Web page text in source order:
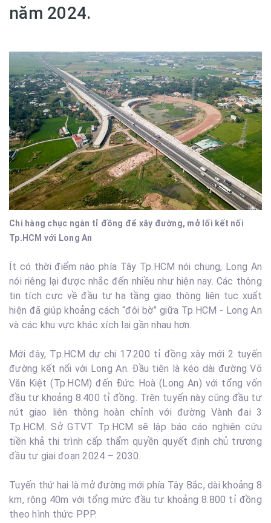
năm 2024.
Chi hàng chục ngàn tỉ đồng để xây đường, mở lối kết nối
Tp.HCM với Long An
Ít có thời điểm nào phía Tây Tp.HCM nói chung, Long An
nói riêng lại được nhắc đến nhiều như hiện nay. Các thông
tin tích cực về đầu tư hạ tầng giao thông liên tục xuất
hiện đã giúp khoảng cách “đôi bờ” giữa Tp.HCM - Long An
và các khu vực khác xích lại gần nhau hơn.
Mới đây, Tp.HCM dự chi 17.200 tỉ đồng xây mới 2 tuyến
đường kết nối với Long An. Đầu tiên là kéo dài đường Võ
Văn Kiệt (Tp.HCM) đến Đức Hoà (Long An) với tổng vốn
đầu tư khoảng 8.400 tỉ đồng. Trên tuyến này cũng đầu tư
nút giao liên thông hoàn chỉnh với đường Vành đai 3
Tp.HCM. Sở GTVT Tp.HCM sẽ lập báo cáo nghiên cứu
tiền khả thi trình cấp thẩm quyền quyết định chủ trương
đầu tư giai đoạn 2024 – 2030.
Tuyến thứ hai là mở đường mới phía Tây Bắc, dài khoảng 8
km, rộng 40m với tổng mức đầu tư khoảng 8.800 tỉ đồng
theo hình thức PPP.